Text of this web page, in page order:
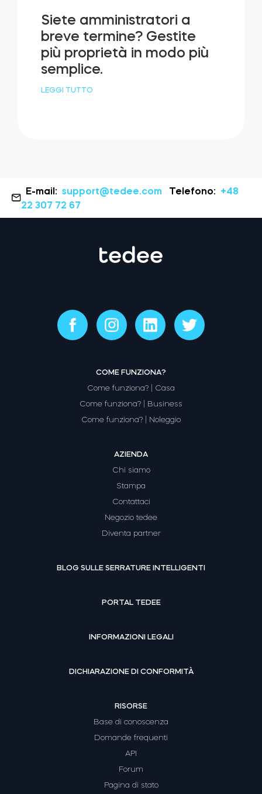
Siete amministratori a
breve termine? Gestite
più proprietà in modo più
semplice.
LEGGI TUTTO
E-mail:support@tedee.com Telefono: +48
22 307 72 67
COME FUNZIONA?
Come funziona? | Casa
Come funziona? | Business
Come funziona? | Noleggio
AZIENDA
Chi siamo
Stampa
Contattaci
Negozio tedee
Diventa partner
BLOG SULLE SERRATURE INTELLIGENTI
PORTAL TEDEE
INFORMAZIONI LEGALI
DICHIARAZIONE DI CONFORMITÀ
RISORSE
Base di conoscenza
Domande frequenti
API
Forum
Pagina di stato